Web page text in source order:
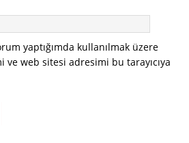
yaptığımda kullanılmak üzere
ve web sitesi adresimi bu tarayıcıya